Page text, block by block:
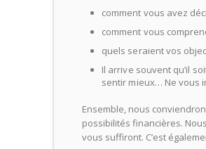
comment vous avez
comment vous
quels seraient vos
Il arrive souvent qu’il
sentir mieux… Ne vous
Ensemble, nous
possibilités financières.
vous suffiront. C’est